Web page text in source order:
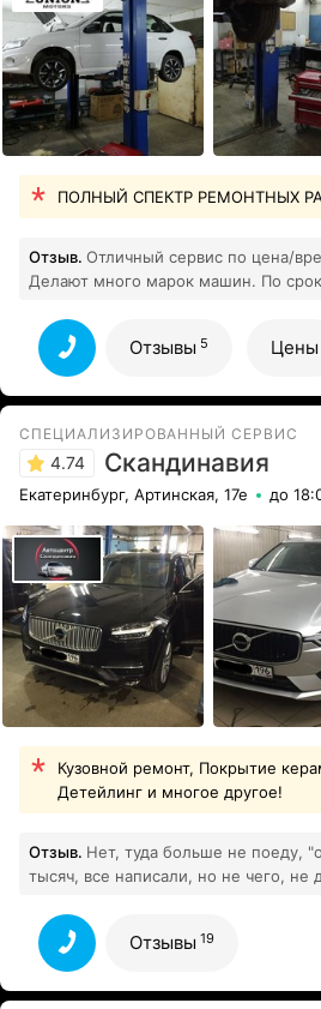
ПОЛНЫЙ СПЕКТР РЕМОНТНЫХ
Отзыв. Отличный сервис по цена/
Делают много марок машин. По
Отзывы 5 Цены
СПЕЦИАЛИЗИРОВАННЫЙ СЕРВИС
4.74 Скандинавия
Екатеринбург, Артинская, 17е до
Кузовной ремонт, Покрытие
Детейлинг и многое другое!
Отзыв. Нет, туда больше не поеду,
тысяч, все написали, но не чего, не
Отзывы 19